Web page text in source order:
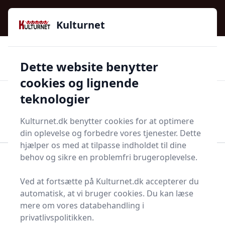
Kulturnet - Alt Det Gode I Livet | Din Kulturguide Siden
2016
97 kategorier 👍Kun godkendte butikker
Start søgning
Bolig og indretning
Terrasse og have
Løbehjul - 74 på lager
Kulturnet
Dette website benytter
cookies og lignende
teknologier
Kulturnet.dk benytter cookies for at optimere
din oplevelse og forbedre vores tjenester. Dette
hjælper os med at tilpasse indholdet til dine
behov og sikre en problemfri brugeroplevelse.
Ved at fortsætte på Kulturnet.dk accepterer du
automatisk, at vi bruger cookies. Du kan læse
mere om vores databehandling i
privatlivspolitikken.